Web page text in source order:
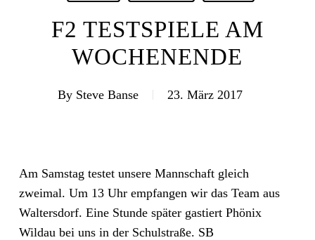
F2 TESTSPIELE AM
WOCHENENDE
By Steve Banse 23. März 2017
Am Samstag testet unsere Mannschaft gleich
zweimal. Um 13 Uhr empfangen wir das Team aus
Waltersdorf. Eine Stunde später gastiert Phönix
Wildau bei uns in der Schulstraße. SB